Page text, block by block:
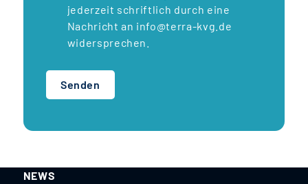
jederzeit schriftlich durch eine
Nachricht an info@terra-kvg.de
widersprechen.
Senden
NEWS